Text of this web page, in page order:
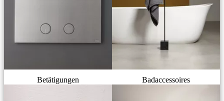
Betätigungen Badaccessoires